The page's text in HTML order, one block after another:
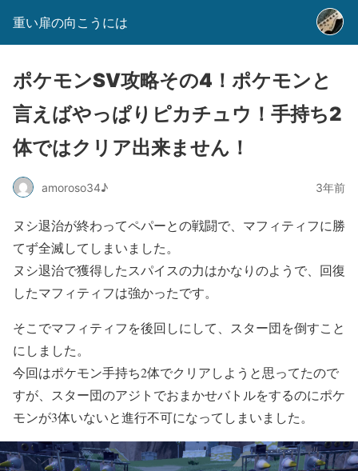
重い扉の向こうには
ポケモンSV攻略その4！ポケモンと
言えばやっぱりピカチュウ！手持ち2
体ではクリア出来ません！
amoroso34♪ 3年前
ヌシ退治が終わってペパーとの戦闘で、マフィティフに勝
てず全滅してしまいました。
ヌシ退治で獲得したスパイスの力はかなりのようで、回復
したマフィティフは強かったです。
そこでマフィティフを後回しにして、スター団を倒すこと
にしました。
今回はポケモン手持ち2体でクリアしようと思ってたので
すが、スター団のアジトでおまかせバトルをするのにポケ
モンが3体いないと進行不可になってしまいました。